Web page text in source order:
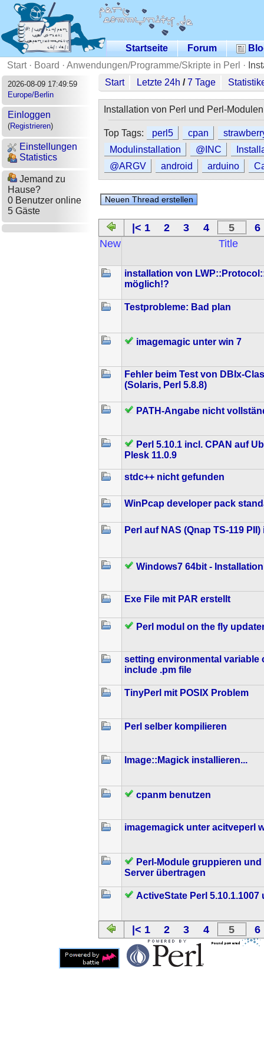
Startseite Forum
Start· Board · Anwendungen/Programme/Skripte in Perl ·
2026-08-09 17:49:59
Europe/Berlin
Einloggen
(Registrieren)
Einstellungen
Statistics
Jemand zu
Hause?
0 Benutzer online
5 Gäste
Start Letzte 24h /7 Tage
Installation von Perl und Perl-Modulen
Top Tags: perl5 cpan
Modulinstallation
@INC
@ARGV
android arduino
|< 1 2 3 4 5 6
New Title
installation von
möglich!?
Testprobleme: Bad plan
imagemagic unter win 7
Fehler beim Test von DBIx-
(Solaris, Perl 5.8.8)
PATH-Angabe nicht
Perl 5.10.1 incl. CPAN auf
Plesk 11.0.9
stdc++ nicht gefunden
WinPcap developer pack
Perl auf NAS (Qnap TS-119
Windows7 64bit -
Exe File mit PAR erstellt
Perl modul on the fly
setting environmental variable
include .pm file
TinyPerl mit POSIX Problem
Perl selber kompilieren
Image::Magick installieren...
cpanm benutzen
imagemagick unter acitveperl
Perl-Module gruppieren
Server übertragen
ActiveState Perl 5.10.1.1007
|< 1 2 3 4 5 6